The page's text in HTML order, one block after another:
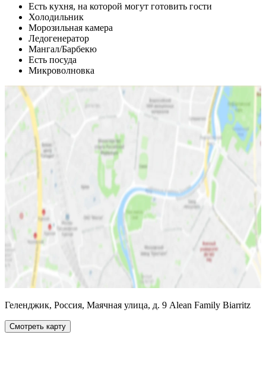
Есть кухня, на которой могут готовить гости
Холодильник
Морозильная камера
Ледогенератор
Мангал/Барбекю
Есть посуда
Микроволновка
Геленджик, Россия, Маячная улица, д. 9 Alean Family Biarritz
Смотреть карту